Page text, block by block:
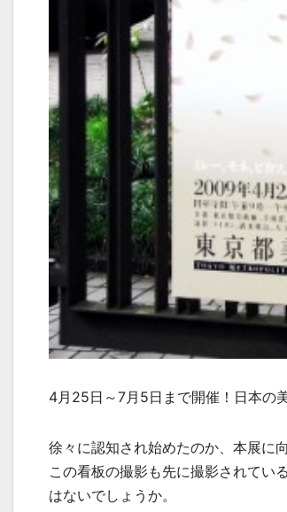
4月25日～7月5日まで開催！日本の
徐々に認知され始めたのか、本展に
この看板の撮影も先に撮影されてい
はないでしょうか。